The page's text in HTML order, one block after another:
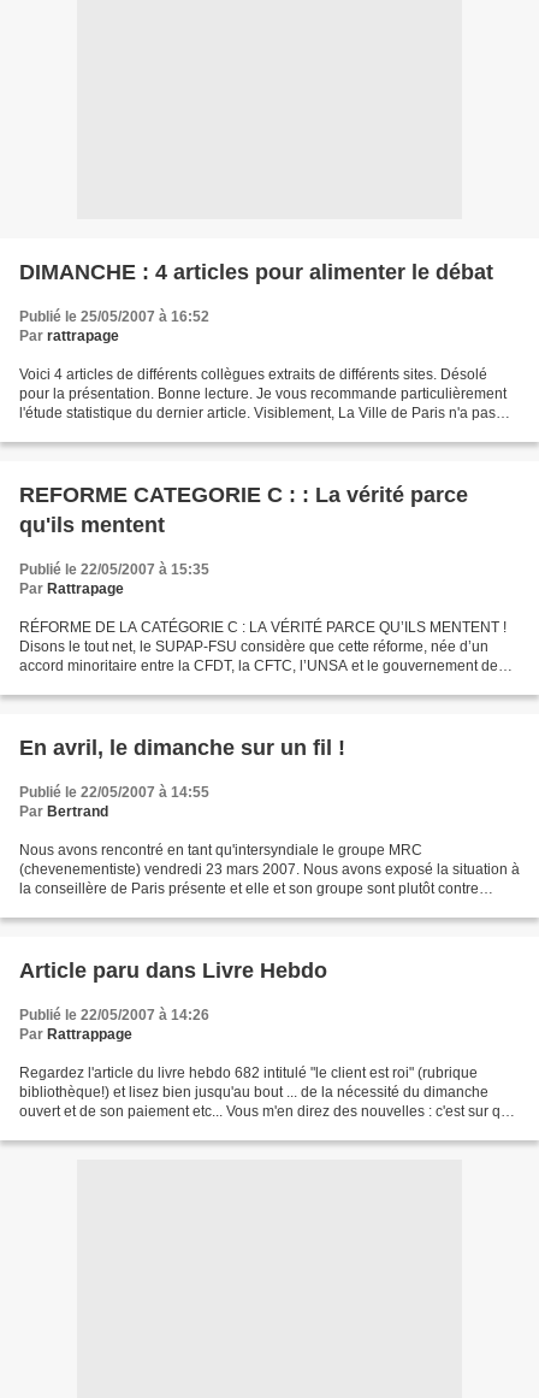
DIMANCHE : 4 articles pour alimenter le débat
Publié le 25/05/2007 à 16:52
Par rattrapage
Voici 4 articles de différents collègues extraits de différents sites. Désolé
pour la présentation. Bonne lecture. Je vous recommande particulièrement
l'étude statistique du dernier article. Visiblement, La Ville de Paris n'a pas
REFORME CATEGORIE C : : La vérité parce
qu'ils mentent
Publié le 22/05/2007 à 15:35
Par Rattrapage
RÉFORME DE LA CATÉGORIE C : LA VÉRITÉ PARCE QU’ILS MENTENT !
Disons le tout net, le SUPAP-FSU considère que cette réforme, née d’un
accord minoritaire entre la CFDT, la CFTC, l’UNSA et le gouvernement de
En avril, le dimanche sur un fil !
Publié le 22/05/2007 à 14:55
Par Bertrand
Nous avons rencontré en tant qu'intersyndiale le groupe MRC
(chevenementiste) vendredi 23 mars 2007. Nous avons exposé la situation à
la conseillère de Paris présente et elle et son groupe sont plutôt contre
Article paru dans Livre Hebdo
Publié le 22/05/2007 à 14:26
Par Rattrappage
Regardez l'article du livre hebdo 682 intitulé "le client est roi" (rubrique
bibliothèque!) et lisez bien jusqu'au bout ... de la nécessité du dimanche
ouvert et de son paiement etc... Vous m'en direz des nouvelles : c'est sur que